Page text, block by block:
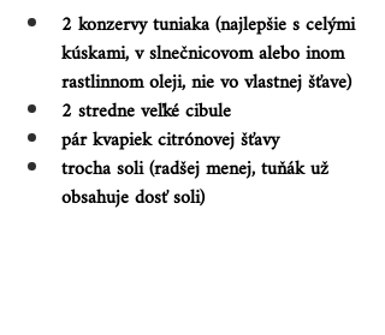
2 konzervy tuniaka (najlepšie s celými
kúskami, v slnečnicovom alebo inom
rastlinnom oleji, nie vo vlastnej šťave)
2 stredne veľké cibule
pár kvapiek citrónovej šťavy
trocha soli (radšej menej, tuňák už
obsahuje dosť soli)